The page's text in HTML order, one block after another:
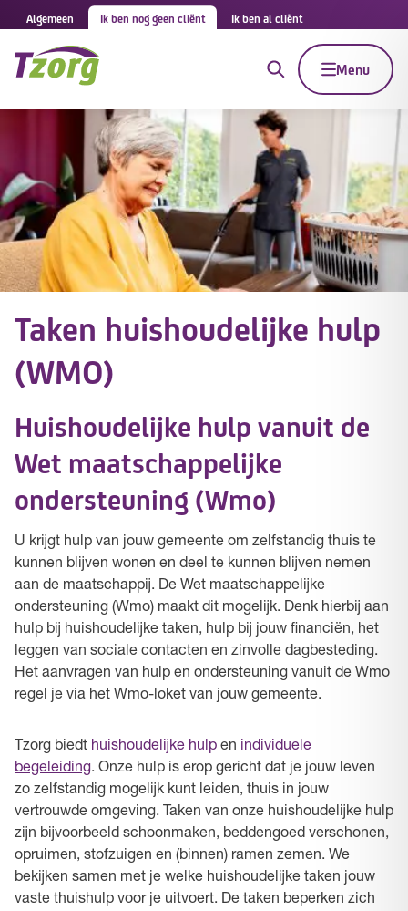
Algemeen Ik ben nog geen cliënt Ik ben al cliënt
Menu
Taken huishoudelijke hulp
(WMO)
Huishoudelijke hulp vanuit de
Wet maatschappelijke
ondersteuning (Wmo)
U krijgt hulp van jouw gemeente om zelfstandig thuis te
kunnen blijven wonen en deel te kunnen blijven nemen
aan de maatschappij. De Wet maatschappelijke
ondersteuning (Wmo) maakt dit mogelijk. Denk hierbij aan
hulp bij huishoudelijke taken, hulp bij jouw financiën, het
leggen van sociale contacten en zinvolle dagbesteding.
Het aanvragen van hulp en ondersteuning vanuit de Wmo
regel je via het Wmo-loket van jouw gemeente.
Tzorg biedt huishoudelijke hulp en individuele
begeleiding. Onze hulp is erop gericht dat je jouw leven
zo zelfstandig mogelijk kunt leiden, thuis in jouw
vertrouwde omgeving. Taken van onze huishoudelijke hulp
zijn bijvoorbeeld schoonmaken, beddengoed verschonen,
opruimen, stofzuigen en (binnen) ramen zemen. We
bekijken samen met je welke huishoudelijke taken jouw
vaste thuishulp voor je uitvoert. De taken beperken zich